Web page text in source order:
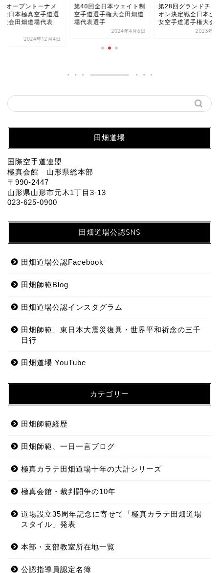
オープントーナメ
全日本極真空手道選
大会田畑道場代表
2024年12月4日
第40回全日本ウエイト制
空手道選手権大会田畑道
場代表選手
2024年4月6日
第28回グランドチャ
オン決定戦全日本少
女空手道選手権大会
2023年5
田畑道場
国際空手道連盟
極真会館 山形県総本部
〒990-2447
山形県山形市元木1丁目3-13
023-625-0900
田畑道場公認SNS
田畑道場公認Facebook
田畑師範Blog
田畑道場公認インスタグラム
田畑師範、東日本大震災復興・世界平和祈念の三千
日行
田畑道場 YouTube
カテゴリー
田畑師範経歴
田畑師範、一日一言ブログ
極真カラテ田畑道場十年の大計シリーズ
極真会館・裁判闘争の10年
道場設立35周年記念に寄せて「極真カラテ田畑道場
スタイル」発表
本部・支部教室所在地一覧
公認指導員認定名簿